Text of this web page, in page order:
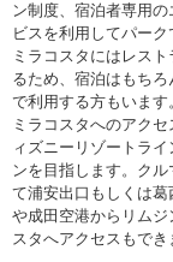
ン制度、宿泊者専用
ビスを利用してパー
ミラコスタにはレス
るため、宿泊はもち
で利用する方もいます
ミラコスタへのアク
ィズニーリゾートラ
ンを目指します。ク
て浦安出口もしくは
や成田空港からリム
スタへアクセスもでき